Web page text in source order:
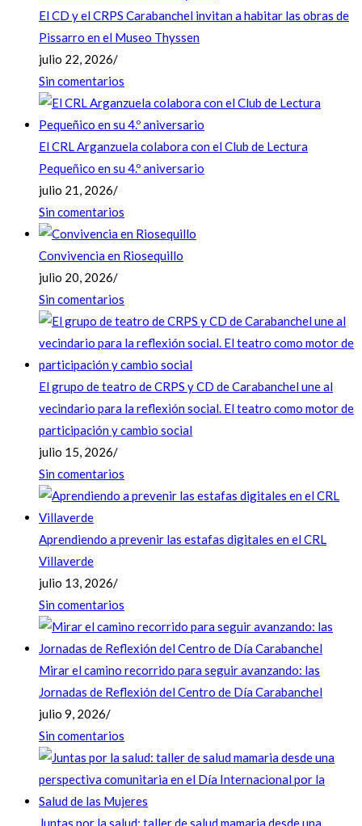
El CD y el CRPS Carabanchel invitan a habitar las obras de
Pissarro en el Museo Thyssen
julio 22, 2026/
Sin comentarios
El CRL Arganzuela colabora con el Club de Lectura
Pequeñico en su 4.º aniversario
julio 21, 2026/
Sin comentarios
Convivencia en Riosequillo
julio 20, 2026/
Sin comentarios
El grupo de teatro de CRPS y CD de Carabanchel une al
vecindario para la reflexión social. El teatro como motor de
participación y cambio social
julio 15, 2026/
Sin comentarios
Aprendiendo a prevenir las estafas digitales en el CRL
Villaverde
julio 13, 2026/
Sin comentarios
Mirar el camino recorrido para seguir avanzando: las
Jornadas de Reflexión del Centro de Día Carabanchel
julio 9, 2026/
Sin comentarios
Juntas por la salud: taller de salud mamaria desde una